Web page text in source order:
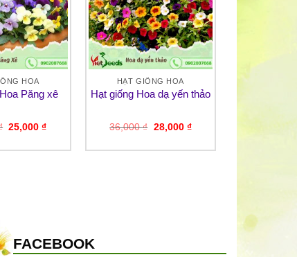
HOA
Păng xê
Giá
25,000₫Giá
HẠT GIỐNG HOA
Hạt giống Hoa dạ yến thảo
36,000₫ Giá
28,000 ₫Giá
FACEBOOK